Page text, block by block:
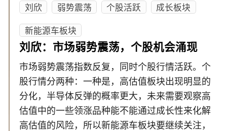
刘欣 弱势震荡 个股活跃
成长板块
新能源车板块
刘欣：市场弱势震荡，个股机会涌现
市场弱势震荡指数反复，同时个股行情活跃。个
股行情分两种：一种是，高估值板块出现明显的
分化，半导体反弹的概率更大，未来需要观察高
估值中的一些领涨品种能不能通过成长性来化解
高估值的风险，所以新能源车板块要继续关注，